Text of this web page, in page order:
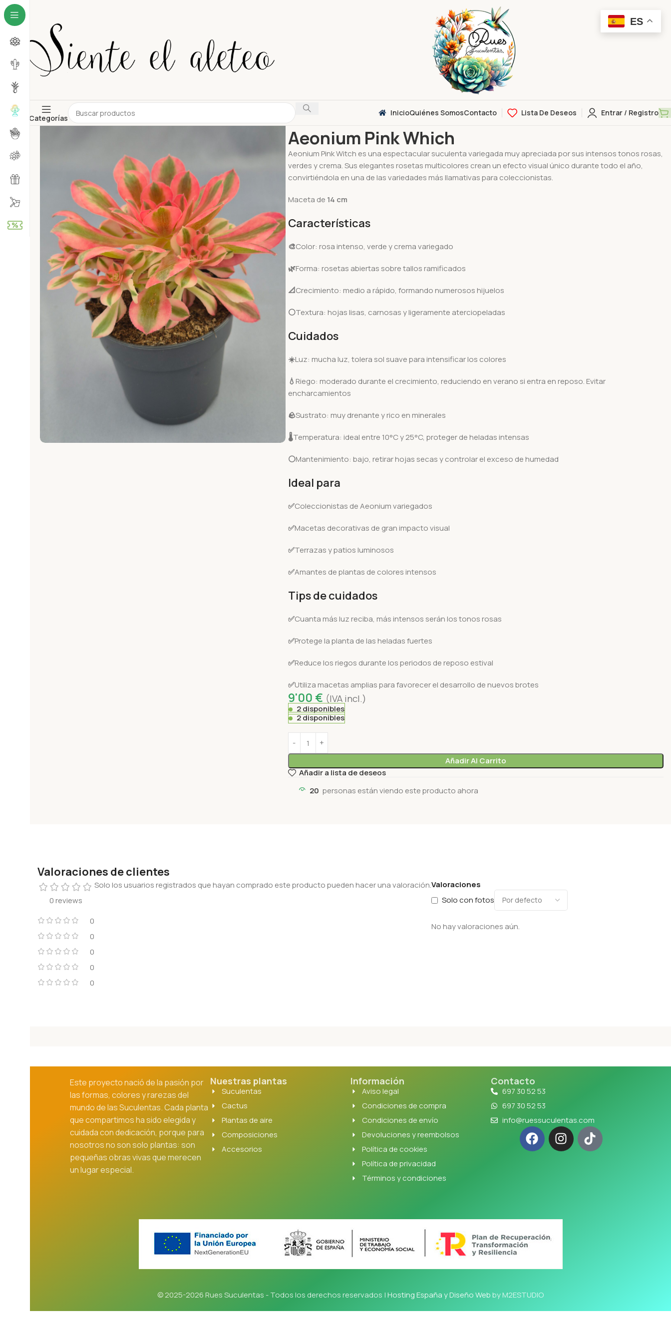
Categorías
InicioQuiénes SomosContacto Lista De Deseos Entrar / Registro
Inicio
Aeonium Pink Which
Aeonium Pink Witch es una espectacular suculenta variegada muy apreciada por sus intensos tonos rosas,
verdes y crema. Sus elegantes rosetas multicolores crean un efecto visual único durante todo el año,
convirtiéndola en una de las variedades más llamativas para coleccionistas.
Maceta de 14 cm
Características
🎨Color: rosa intenso, verde y crema variegado
🌿Forma: rosetas abiertas sobre tallos ramificados
📐Crecimiento: medio a rápido, formando numerosos hijuelos
⚪Textura: hojas lisas, carnosas y ligeramente aterciopeladas
Cuidados
☀️Luz: mucha luz, tolera sol suave para intensificar los colores
💧 Riego: moderado durante el crecimiento, reduciendo en verano si entra en reposo. Evitar
encharcamientos
🪨Sustrato: muy drenante y rico en minerales
🌡️Temperatura: ideal entre 10°C y 25°C, proteger de heladas intensas
⚪Mantenimiento: bajo, retirar hojas secas y controlar el exceso de humedad
Ideal para
✅Coleccionistas de Aeonium variegados
✅Macetas decorativas de gran impacto visual
✅Terrazas y patios luminosos
✅Amantes de plantas de colores intensos
Tips de cuidados
✅Cuanta más luz reciba, más intensos serán los tonos rosas
✅Protege la planta de las heladas fuertes
✅Reduce los riegos durante los periodos de reposo estival
✅Utiliza macetas amplias para favorecer el desarrollo de nuevos brotes
9'00 € (IVA incl.)
2 disponibles
2 disponibles
Añadir Al Carrito
Añadir a lista de deseos
20 personas están viendo este producto ahora
Valoraciones de clientes
0 reviews
0
0
0
0
0
Valoraciones
Solo con fotos
No hay valoraciones aún.
Solo los usuarios registrados que hayan comprado este producto pueden hacer una valoración.
Este proyecto nació de la pasión por
las formas, colores y rarezas del
mundo de las Suculentas. Cada planta
que compartimos ha sido elegida y
cuidada con dedicación, porque para
nosotros no son solo plantas: son
pequeñas obras vivas que merecen
un lugar especial.
Nuestras plantas
Suculentas
Cactus
Plantas de aire
Composiciones
Accesorios
Información
Aviso legal
Condiciones de compra
Condiciones de envío
Devoluciones y reembolsos
Política de cookies
Política de privacidad
Términos y condiciones
Contacto
697 30 52 53
697 30 52 53
info@ruessuculentas.com
© 2025-2026 Rues Suculentas - Todos los derechos reservados |Hosting España y Diseño Webby M2ESTUDIO
ES